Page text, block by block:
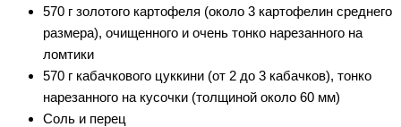
570 г золотого картофеля (около 3 картофелин среднего
размера), очищенного и очень тонко нарезанного на
ломтики
570 г кабачкового цуккини (от 2 до 3 кабачков), тонко
нарезанного на кусочки (толщиной около 60 мм)
Соль и перец